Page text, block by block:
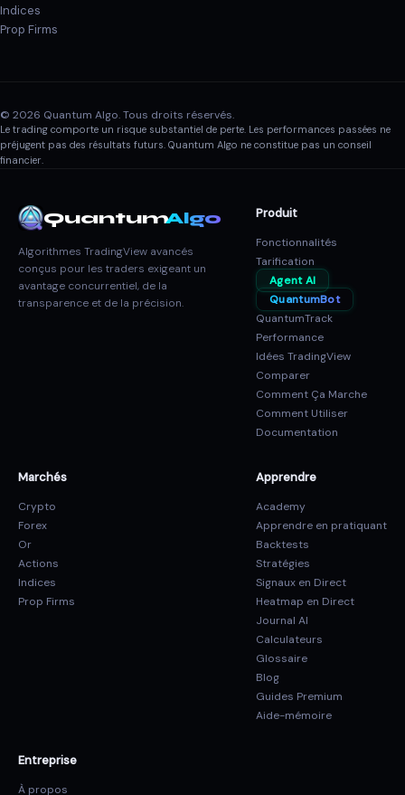
Indices
Prop Firms
© 2026 Quantum Algo. Tous droits réservés.
Le trading comporte un risque substantiel de perte. Les performances passées ne
préjugent pas des résultats futurs. Quantum Algo ne constitue pas un conseil
financier.
QuantumAlgo
Algorithmes TradingView avancés
conçus pour les traders exigeant un
avantage concurrentiel, de la
transparence et de la précision.
Produit
Fonctionnalités
Tarification
Agent AI
QuantumBot
QuantumTrack
Performance
Idées TradingView
Comparer
Comment Ça Marche
Comment Utiliser
Documentation
Marchés
Crypto
Forex
Or
Actions
Indices
Prop Firms
Apprendre
Academy
Apprendre en pratiquant
Backtests
Stratégies
Signaux en Direct
Heatmap en Direct
Journal AI
Calculateurs
Glossaire
Blog
Guides Premium
Aide-mémoire
Entreprise
À propos